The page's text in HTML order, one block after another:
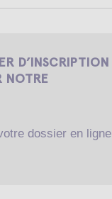
D’INSCRIPTION
NOTRE
dossier en ligne